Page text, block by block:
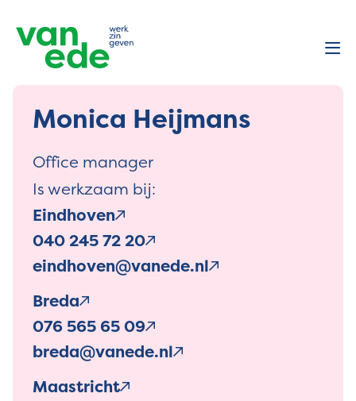
Monica Heijmans
Office manager
Is werkzaam bij:
Eindhoven
040 245 72 20
eindhoven@vanede.nl
Breda
076 565 65 09
breda@vanede.nl
Maastricht